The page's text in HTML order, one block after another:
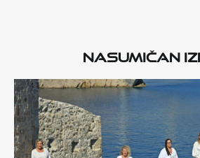
Nasumičan